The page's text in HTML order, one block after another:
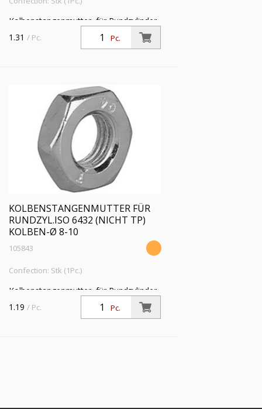
Kolbenstangenmutter, für Rundzylinder
ISO 6432, Kolben-Ø 12-16,
Kolbenstangengewinde M6
Pc.
1.31 / Pc.
KOLBENSTANGENMUTTER FÜR
RUNDZYL.ISO 6432 (NICHT TP)
KOLBEN-Ø 8-10
105843
Confection: Stk (1Pc.)
Kolbenstangenmutter, für Rundzylinder
ISO 6432 (nicht TP), Kolben-Ø 8-10,
Kolbenstangengewinde M4
Pc.
1.19 / Pc.